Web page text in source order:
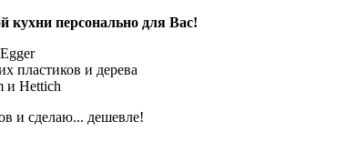
кухни персонально для Вас!
пластиков и дерева
и Hettich
и сделаю... дешевле!